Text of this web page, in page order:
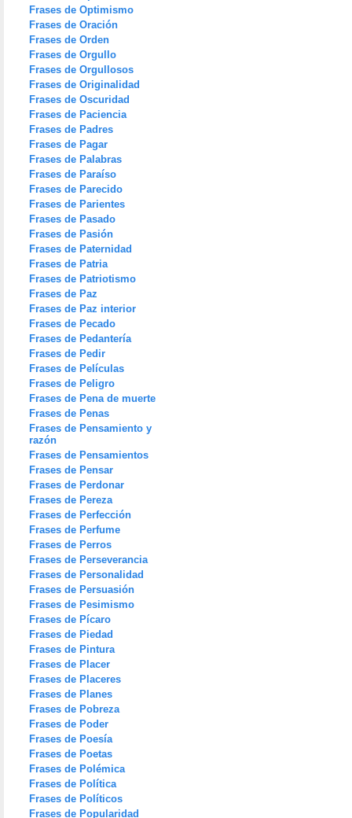
Frases de Optimismo
Frases de Oración
Frases de Orden
Frases de Orgullo
Frases de Orgullosos
Frases de Originalidad
Frases de Oscuridad
Frases de Paciencia
Frases de Padres
Frases de Pagar
Frases de Palabras
Frases de Paraíso
Frases de Parecido
Frases de Parientes
Frases de Pasado
Frases de Pasión
Frases de Paternidad
Frases de Patria
Frases de Patriotismo
Frases de Paz
Frases de Paz interior
Frases de Pecado
Frases de Pedantería
Frases de Pedir
Frases de Películas
Frases de Peligro
Frases de Pena de muerte
Frases de Penas
Frases de Pensamiento y
razón
Frases de Pensamientos
Frases de Pensar
Frases de Perdonar
Frases de Pereza
Frases de Perfección
Frases de Perfume
Frases de Perros
Frases de Perseverancia
Frases de Personalidad
Frases de Persuasión
Frases de Pesimismo
Frases de Pícaro
Frases de Piedad
Frases de Pintura
Frases de Placer
Frases de Placeres
Frases de Planes
Frases de Pobreza
Frases de Poder
Frases de Poesía
Frases de Poetas
Frases de Polémica
Frases de Política
Frases de Políticos
Frases de Popularidad